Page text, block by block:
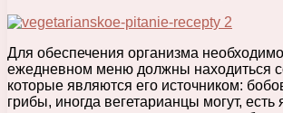
Для обеспечения организма
ежедневном меню должны находиться
которые являются его источником:
грибы, иногда вегетарианцы могут,